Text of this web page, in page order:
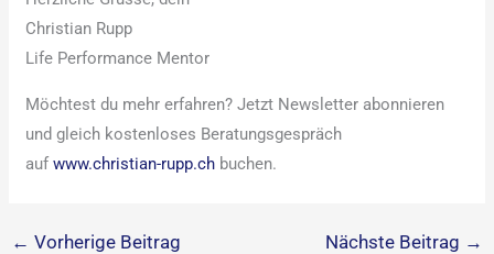
Christian Rupp
Life Performance Mentor
Möchtest du mehr erfahren? Jetzt Newsletter abonnieren
und gleich kostenloses Beratungsgespräch
aufwww.christian-rupp.ch buchen.
← Vorherige Beitrag Nächste Beitrag →